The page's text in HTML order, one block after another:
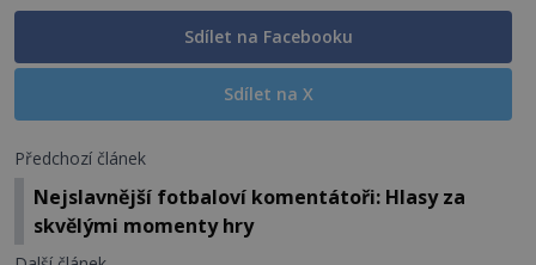
Sdílet na Facebooku
Sdílet na X
Předchozí článek
Nejslavnější fotbaloví komentátoři: Hlasy za
skvělými momenty hry